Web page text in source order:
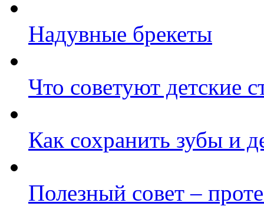
Надувные брекеты
Что советуют детские
Как сохранить зубы и
Полезный совет –